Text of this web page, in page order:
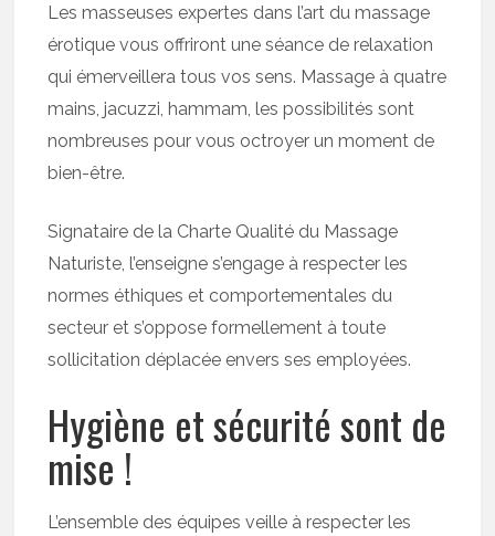
Les masseuses expertes dans l’art du massage
érotique vous offriront une séance de relaxation
qui émerveillera tous vos sens. Massage à quatre
mains, jacuzzi, hammam, les possibilités sont
nombreuses pour vous octroyer un moment de
bien-être.
Signataire de la Charte Qualité du Massage
Naturiste, l’enseigne s’engage à respecter les
normes éthiques et comportementales du
secteur et s’oppose formellement à toute
sollicitation déplacée envers ses employées.
Hygiène et sécurité sont de
mise !
L’ensemble des équipes veille à respecter les